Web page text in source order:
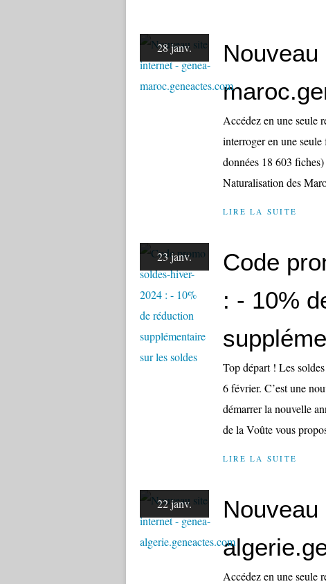
28 janv.
Accédez en une seule
interroger en une seule
données 18 603
Naturalisation des
LIRE LA SUITE
23 janv.
Code
: - 10%
Top départ ! Les
6 février. C’est une
démarrer la nouvelle
de la Voûte vous
LIRE LA SUITE
22 janv.
Accédez en une seule